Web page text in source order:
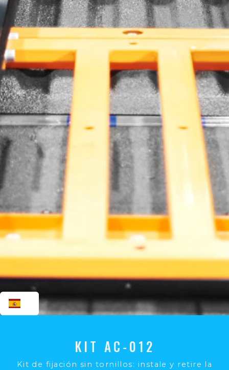
KIT AC-012
Kit de fijación sin tornillos: instale y retire la